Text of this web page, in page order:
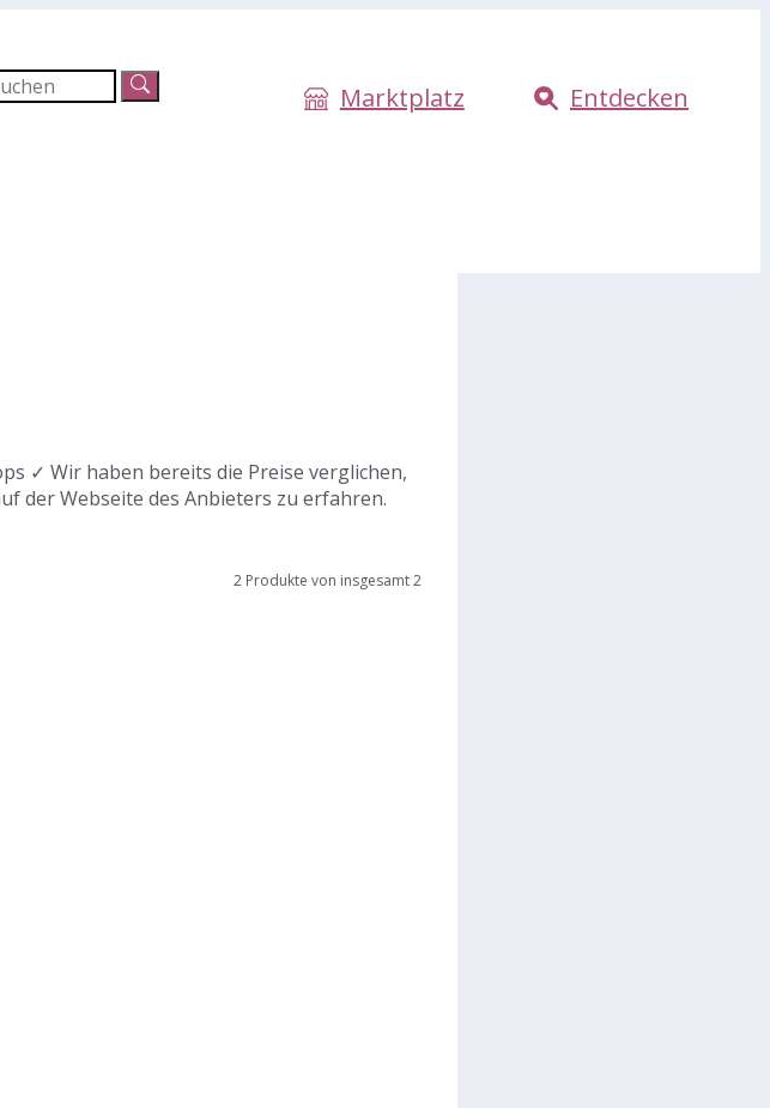
Marktplatz Entdecken
✓ Wir haben bereits die Preise verglichen,
der Webseite des Anbieters zu erfahren.
2 Produkte von insgesamt 2